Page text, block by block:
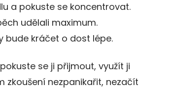
a pokuste se koncentrovat.
udělali maximum.
bude kráčet o dost lépe.
se ji přijmout, využít ji
zkoušení nezpanikařit, nezačít